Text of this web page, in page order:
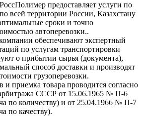
предоставляет услуги по
всей территории России, Казахстану
сроки и точно
автоперевозки..
обеспечивают экспертный
по услугам транспортировки
о прибытии сырья (документа),
способ доставки и производят
грузоперевозки.
и приемка товара проводится согласно
СССР от 15.06.1965 № П-6
по количеству) и от 25.04.1966 № П-7
по качеству).